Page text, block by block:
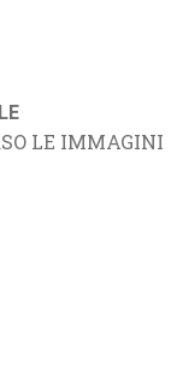
LE IMMAGINI